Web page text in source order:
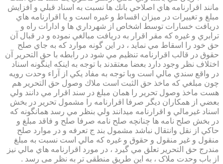
مانند اقرارنامه هاي اصلاحي بانك ها نسبت به اسناد قبلي و افزايش
مبلغ و تغييرات در ميزان اقساط و غيره است و يا اقرارنامه هاي
دريافت خسارات توسط اشخاص از شهرداري ها و ادارات راه و
ترابري و غيره كه مقر اقرار به دريافت مبالغي نموده و در قبال آن
حق خود را اسقاط مي نمايد ، در اين گونه موارد كه به جاي صلح
حقوق در قالب اقرارنامه تنظيم مي شود در رابطه با حق التحرير آن
اختلاف نظر وجود دارد بعضا معتقدند با توجه به اينكه اينگونه اسناد
در واقع سندي مالي است وبا توجه به مفاد يكي از آراء وحدت رويه
چون مبلغي كه ماخذ حق الثبت است ملاك وصول حق التحرير هم
هست ماخذ وصول تحرير را همان مبلغ در سند اقرار مي دانند ولي
بعضي از همكاران ديگر صرفا اقرارنامه را مشمول تحرير در بخش
اسناد غيرمالي و اقرارنامه ميدانند ولي بنظر مي رسد همانگونه كه
در بخش صلح نامه ها چنانچه صلح نامه صرفا صلح و فاقد مبلغ و
حاكي از نقل وانتقال نباشد مشمول بند ج تعرفه و در موارد صلح
منقول و غير منقول و حقوق و غيره كه مالي است نسبت به مبلغ
مندرج حق التحرير تعلق مي گيرد ، در مورد اقرارنامه هاي مالي نيز
از باب وحدت ملاک ، به این طریق منطقی تر به نظر می رسد .